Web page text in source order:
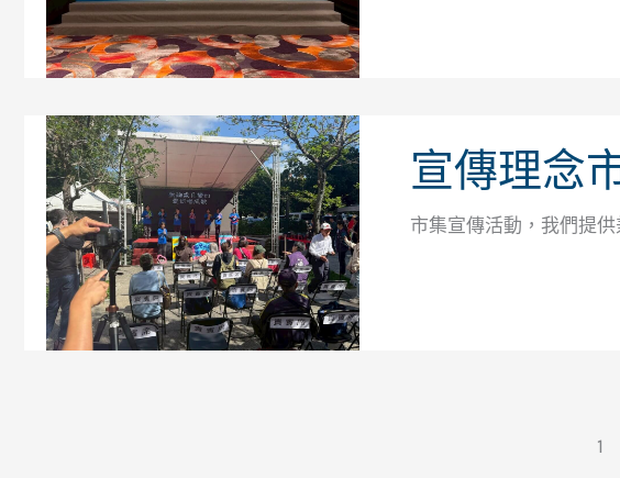
宣傳理念
市集宣傳活動，我們提
1